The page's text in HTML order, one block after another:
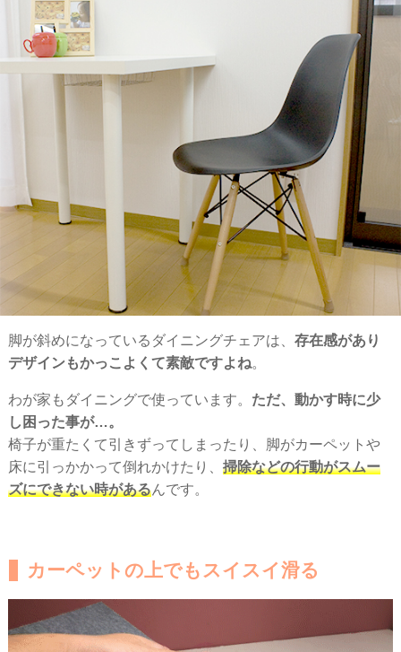
脚が斜めになっているダイニングチェアは、 存在感があり
デザインもかっこよくて素敵ですよね。
わが家もダイニングで使っています。 ただ、動かす時に少
し困った事が…。
椅子が重たくて引きずってしまったり、脚がカーペットや
床に引っかかって倒れかけたり、 掃除などの行動がスムー
ズにできない時があるんです。
カーペットの上でもスイスイ滑る